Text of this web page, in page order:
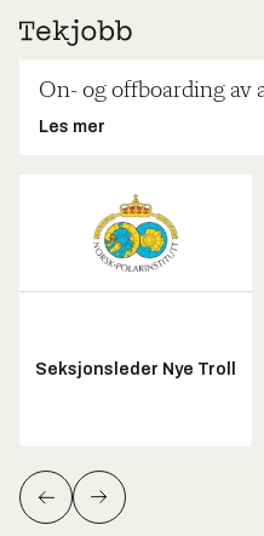
On- og offboarding av
Les mer
Seksjonsleder Nye Troll